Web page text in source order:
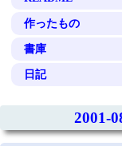
作ったもの
書庫
日記
2001-